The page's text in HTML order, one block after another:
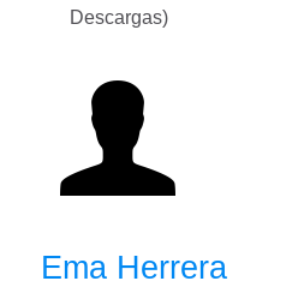
Descargas)
Ema Herrera